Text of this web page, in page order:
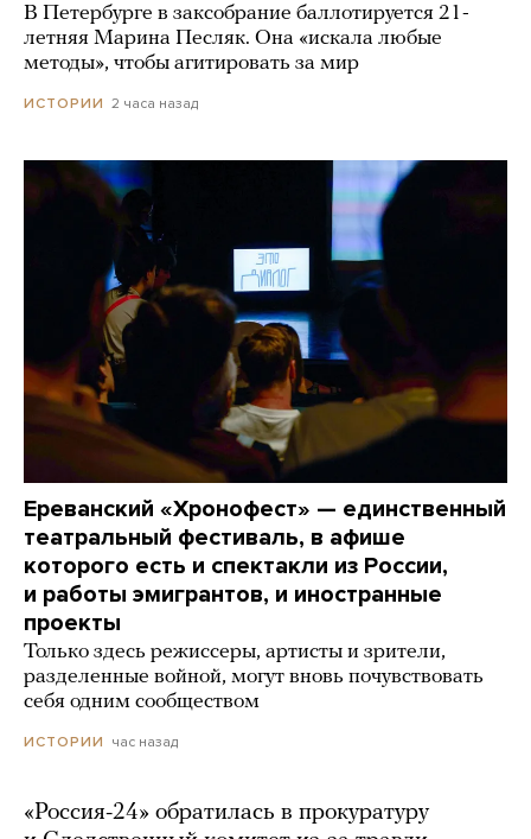
В Петербурге в заксобрание баллотируется 21-
летняя Марина Песляк. Она «искала любые
методы», чтобы агитировать за мир
ИСТОРИИ 2 часа назад
Ереванский «Хронофест» — единственный
театральный фестиваль, в афише
которого есть и спектакли из России,
и работы эмигрантов, и иностранные
проекты
Только здесь режиссеры, артисты и зрители,
разделенные войной, могут вновь почувствовать
себя одним сообществом
ИСТОРИИ час назад
«Россия-24» обратилась в прокуратуру